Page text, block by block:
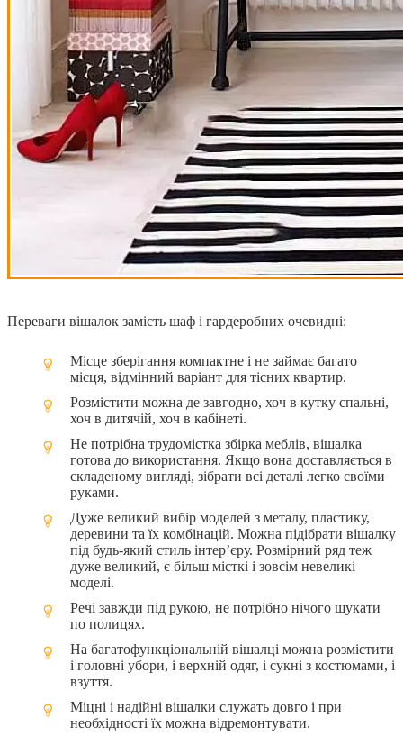
Переваги вішалок замість шаф і гардеробних очевидні:
Місце зберігання компактне і не займає багато
місця, відмінний варіант для тісних квартир.
Розмістити можна де завгодно, хоч в кутку спальні,
хоч в дитячій, хоч в кабінеті.
Не потрібна трудомістка збірка меблів, вішалка
готова до використання. Якщо вона доставляється в
складеному вигляді, зібрати всі деталі легко своїми
руками.
Дуже великий вибір моделей з металу, пластику,
деревини та їх комбінацій. Можна підібрати вішалку
під будь-який стиль інтер’єру. Розмірний ряд теж
дуже великий, є більш місткі і зовсім невеликі
моделі.
Речі завжди під рукою, не потрібно нічого шукати
по полицях.
На багатофункціональній вішалці можна розмістити
і головні убори, і верхній одяг, і сукні з костюмами, і
взуття.
Міцні і надійні вішалки служать довго і при
необхідності їх можна відремонтувати.